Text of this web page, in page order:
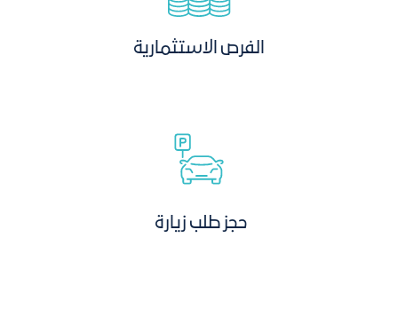
الفرص الاستثمارية
حجز طلب زيارة